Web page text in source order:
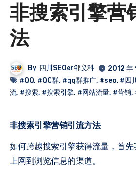
非搜索引擎营
法
By 四川SEOer邹义科
2012 年
#QQ, #QQ群, #qq群推广, #seo, #四
流, #搜索, #搜索引擎, #网站流量, #营销,
非搜索引擎营销引流方法
如何跨越搜索引擎获得流量，首
上网到浏览信息的渠道。